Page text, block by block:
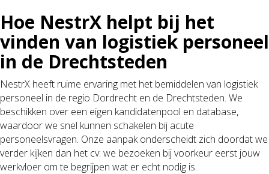
Hoe NestrX helpt bij het
vinden van logistiek personeel
in de Drechtsteden
NestrX heeft ruime ervaring met het bemiddelen van logistiek
personeel in de regio Dordrecht en de Drechtsteden. We
beschikken over een eigen kandidatenpool en database,
waardoor we snel kunnen schakelen bij acute
personeelsvragen. Onze aanpak onderscheidt zich doordat we
verder kijken dan het cv: we bezoeken bij voorkeur eerst jouw
werkvloer om te begrijpen wat er echt nodig is.